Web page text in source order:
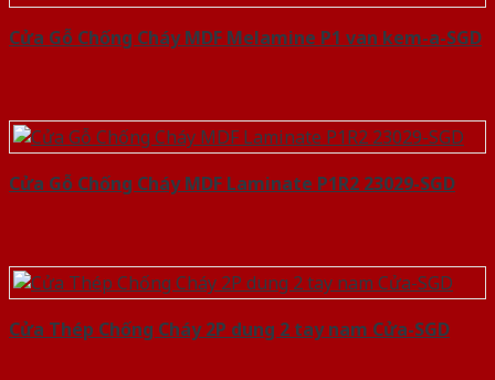
Cửa Gỗ Chống Cháy MDF Melamine P1 van kem-a-SGD
Cửa Gỗ Chống Cháy MDF Laminate P1R2 23029-SGD
Cửa Thép Chống Cháy 2P dung 2 tay nam Cửa-SGD